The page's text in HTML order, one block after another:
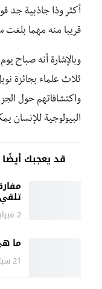
أكثر وذا جاذبية جد
قريبا منه مهما بلغت
ثلاث علماء بجائزة
واكتشافاتهم حول
البيولوجية للإنسان
قد يعجبك أيضًا
2 فبراير 2021
ما
21 سبتمبر 2020